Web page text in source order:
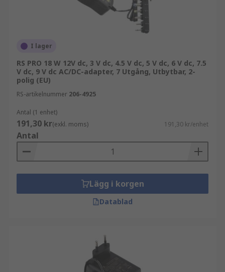
I lager
RS PRO 18 W 12V dc, 3 V dc, 4.5 V dc, 5 V dc, 6 V dc, 7.5
V dc, 9 V dc AC/DC-adapter, 7 Utgång, Utbytbar, 2-
polig (EU)
RS-artikelnummer 206-4925
Antal (1 enhet)
191,30 kr(exkl. moms) 191,30 kr/enhet
Antal
Lägg i korgen
Datablad